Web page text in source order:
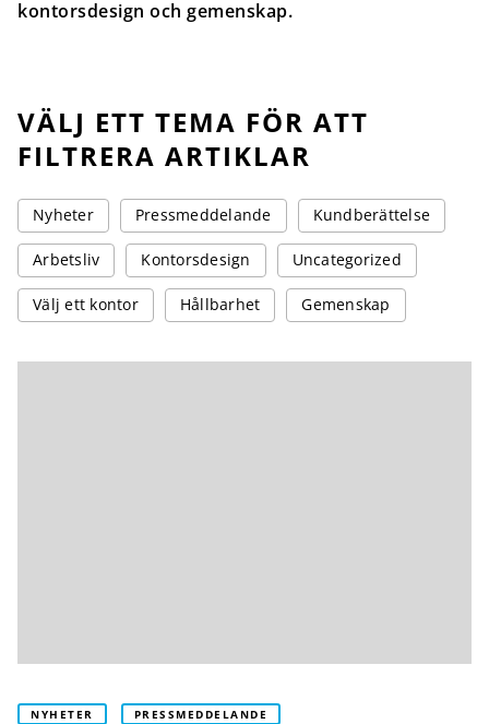
kontorsdesign och gemenskap.
VÄLJ ETT TEMA FÖR ATT
FILTRERA ARTIKLAR
Nyheter Pressmeddelande Kundberättelse
Arbetsliv Kontorsdesign Uncategorized
Välj ett kontor Hållbarhet Gemenskap
NYHETER PRESSMEDDELANDE